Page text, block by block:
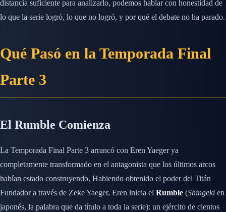
distancia suficiente para analizarlo, podemos hablar con honestidad de
lo que la serie logró, lo que no logró, y por qué el debate no ha parado.
Qué Pasó en la Temporada Final
Parte 3
El Rumble Comienza
La Temporada Final Parte 3 arrancó con Eren Yaeger ya
completamente transformado en el antagonista que los últimos arcos
habían estado construyendo. Habiendo obtenido el poder del Titán
Fundador a través de Zeke Yaeger, Eren inicia el Rumble (Shingeki en
japonés, la palabra que da título a toda la serie): un ejército de cientos